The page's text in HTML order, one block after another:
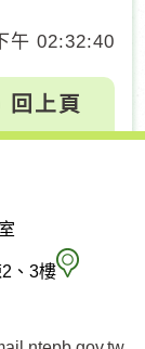
午 02:32:40
回上頁
、3樓 南
縣